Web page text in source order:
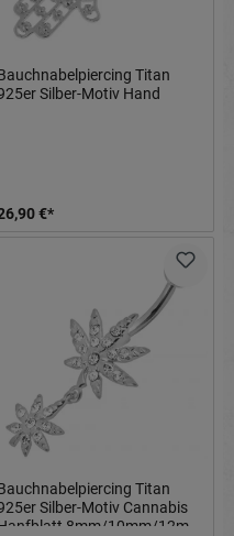
Titan
Silber-Motiv Hand
€*
Titan
Silber-Motiv Cannabis
8mm/10mm/12mm